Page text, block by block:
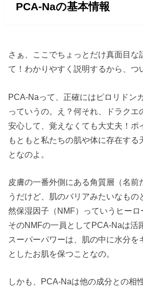
PCA-Naの基本情報
さぁ、ここでちょっとだけ真面目な
て！わかりやすく説明するから、つ
PCA-Naって、正確にはピロリドン
っていうの。え？何それ、ドラクエ
安心して、覚えなくても大丈夫！ポ
もともと私たちの肌や体に存在する
となのよ。
皮膚の一番外側にある角質層（名前
うだけど、肌のバリアみたいなもの
然保湿因子（NMF）っていうヒーロ
そのNMFの一員としてPCA-Naは活
スーパーパワーは、肌の中に水分を
としたお肌を保つことなの。
しかも、PCA-Naは他の成分との相